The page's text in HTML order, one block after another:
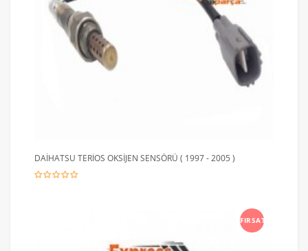
DAİHATSU TERİOS OKSİJEN SENSÖRÜ ( 1997 - 2005 )
FIRSAT